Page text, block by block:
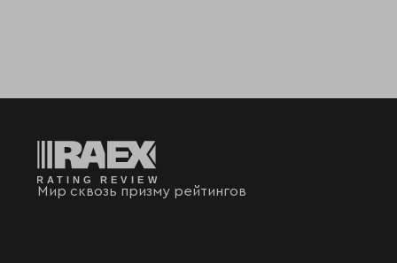
Мир сквозь призму рейтингов